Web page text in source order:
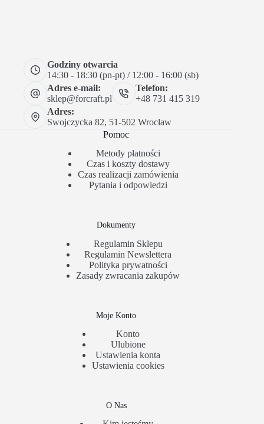
Godziny otwarcia
14:30 - 18:30 (pn-pt) / 12:00 - 16:00 (sb)
Adres e-mail:
sklep@forcraft.pl
Telefon:
+48 731 415 319
Adres:
Swojczycka 82, 51-502 Wrocław
Pomoc
Metody płatności
Czas i koszty dostawy
Czas realizacji zamówienia
Pytania i odpowiedzi
Dokumenty
Regulamin Sklepu
Regulamin Newslettera
Polityka prywatności
Zasady zwracania zakupów
Moje Konto
Konto
Ulubione
Ustawienia konta
Ustawienia cookies
O Nas